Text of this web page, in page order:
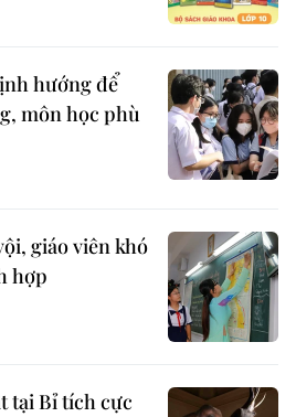
hướng để
môn học phù
giáo viên khó
hợp
tại Bỉ tích cực